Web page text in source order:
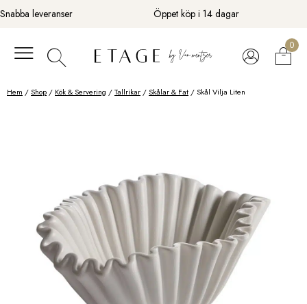
Fortsätt
till
Snabba leveranser Öppet köp i 14 dagar
0
Hem /Shop / Kök & Servering /Tallrikar /Skålar & Fat / Skål Vilja Liten